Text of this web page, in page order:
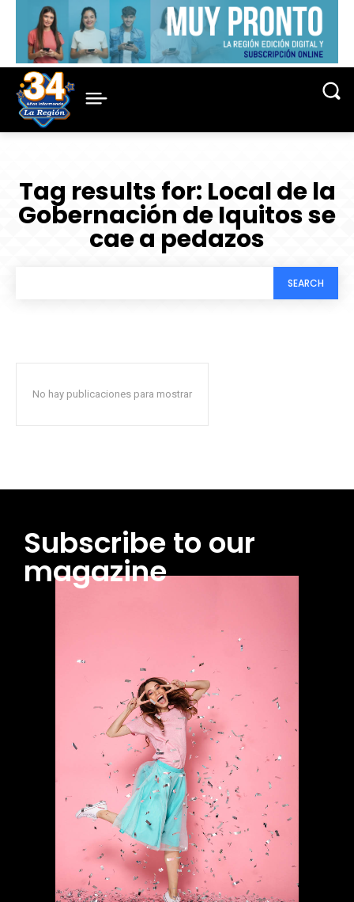
Tag results for: Local de la
Gobernación de Iquitos se
cae a pedazos
SEARCH
No hay publicaciones para mostrar
Subscribe to our
magazine